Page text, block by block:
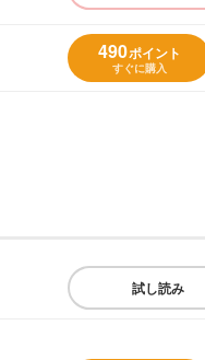
490ポイント
すぐに購入
試し読み